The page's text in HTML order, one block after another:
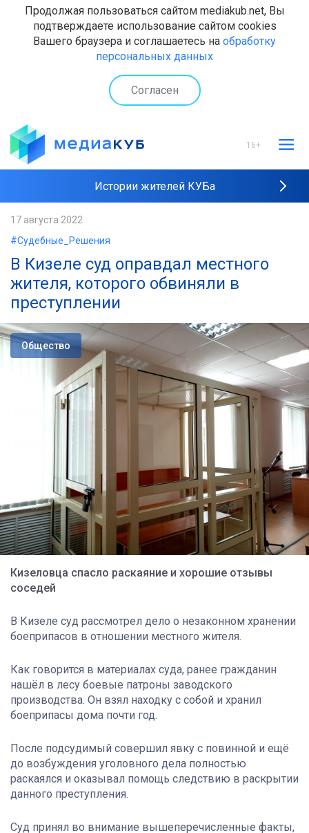
Продолжая пользоваться сайтом mediakub.net, Вы
подтверждаете использование сайтом cookies
Вашего браузера и соглашаетесь на обработку
персональных данных
Согласен
16+
Истории жителей КУБа
17 августа 2022
#Судебные_Решения
В Кизеле суд оправдал местного
жителя, которого обвиняли в
преступлении
Общество
Кизеловца спасло раскаяние и хорошие отзывы
соседей
В Кизеле суд рассмотрел дело о незаконном хранении
боеприпасов в отношении местного жителя.
Как говорится в материалах суда, ранее гражданин
нашёл в лесу боевые патроны заводского
производства. Он взял находку с собой и хранил
боеприпасы дома почти год.
После подсудимый совершил явку с повинной и ещё
до возбуждения уголовного дела полностью
раскаялся и оказывал помощь следствию в раскрытии
данного преступления.
Суд принял во внимание вышеперечисленные факты,